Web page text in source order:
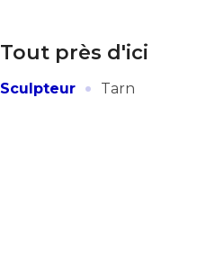
Tout près d'ici
Sculpteur · Tarn